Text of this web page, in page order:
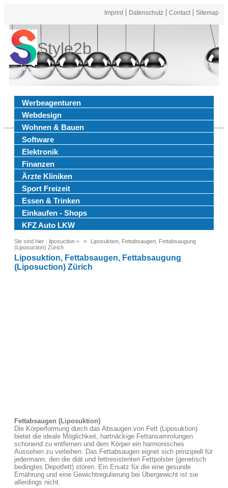
Imprint Datenschutz Contact Sitemap
Style2b
Werbeagenturen
Webdesign
Wohnen & Bauen
Software
Elektronik
Finanzen
Ärzte Kliniken
Sport Freizeit
Essen & Trinken
Einkaufen - Shops
KFZ Auto LKW
Sie sind hier : liposuction >
Liposuktion, Fettabsaugen, Fettabsaugung
(Liposuction) Zürich
Liposuktion, Fettabsaugen, Fettabsaugung
(Liposuction) Zürich
Fettabsaugen (Liposuktion)
Die Körperformung durch das Absaugen von Fett (Liposuktion)
bietet die ideale Möglichkeit, hartnäckige Fettansammlungen
schonend zu entfernen und dem Körper ein harmonisches
Aussehen zu verleihen. Das Fettabsaugen eignet sich prinzipiell für
jedermann, den die diät und fettresistenten Fettpolster (genetisch
bedingtes Depotfett) stören. Ein Ersatz für die eine gesunde
Ernährung und eine Gewichtregulierung bei Übergewicht ist sie
allerdings nicht.